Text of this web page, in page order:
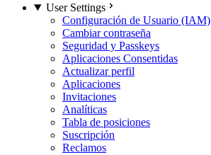
User Settings
Configuración de Usuario (IAM)
Cambiar contraseña
Seguridad y Passkeys
Aplicaciones Consentidas
Actualizar perfil
Aplicaciones
Invitaciones
Analíticas
Tabla de posiciones
Suscripción
Reclamos